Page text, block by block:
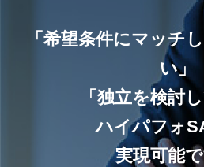
「希望条件にマッチ
い」
「独立を検討
ハイパフォ
実現可能で